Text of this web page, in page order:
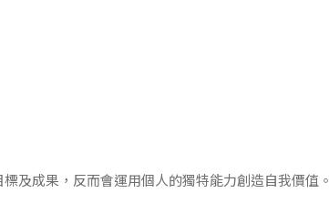
及成果，反而會運用個人的獨特能力創造自我價值。